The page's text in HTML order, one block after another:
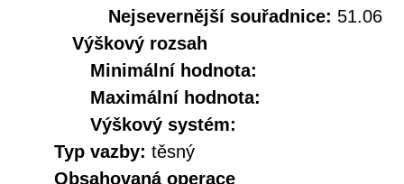
Nejsevernější souřadnice: 51.06
Výškový rozsah
Minimální hodnota:
Maximální hodnota:
Výškový systém:
Typ vazby: těsný
Obsahovaná operace